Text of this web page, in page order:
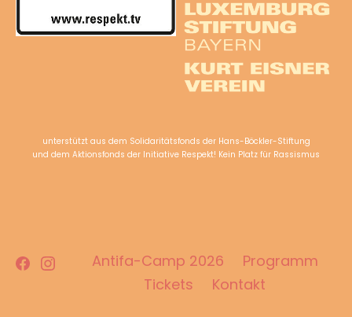
unterstützt aus dem Solidaritätsfonds der Hans-Böckler-Stiftung
und dem Aktionsfonds der Initiative Respekt! Kein Platz für Rassismus
Facebook
InstagramAntifa-Camp 2026
Programm
Tickets
Kontakt